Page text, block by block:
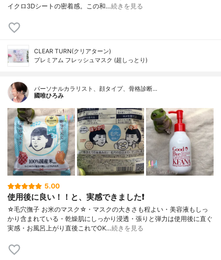
イクロ3Dシートの密着感。この和…続きを見る
CLEAR TURN(クリアターン)
プレミアム フレッシュマスク (超しっとり)
パーソナルカラリスト、顔タイプ、骨格診断…
國唯ひろみ
5.00
使用後に良い！！と、実感できました❗
☆毛穴撫子 お米のマスク☆・マスクの大きさも程よい・美容液もしっ
かり含まれている・乾燥肌にしっかり浸透・張りと弾力は使用後に直ぐ
実感・お風呂上がり直後これでOK…続きを見る